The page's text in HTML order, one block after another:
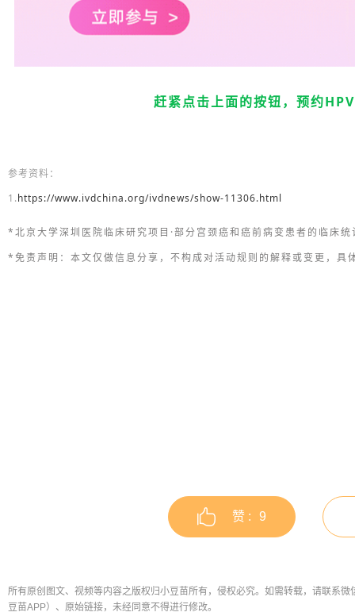
赶紧点击上面的按钮，预约
参考资料：
1.https://www.ivdchina.org/ivdnews/show-11306.html
*北京大学深圳医院临床研究项目·部分宫颈癌和癌前病变患者的临床统
*免责声明：本文仅做信息分享，不构成对活动规则的解释或变更，具
赞 : 9
所有原创图文、视频等内容之版权归小豆苗所有，侵权必究。如需转载，请联系
豆苗APP）、原始链接，未经同意不得进行修改。